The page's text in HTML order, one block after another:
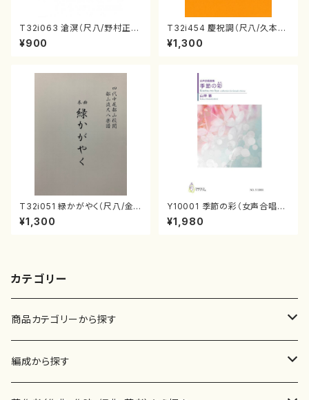
T32i063 滄溟（尺八/野村正
峰/尺八/都山式譜）都山流公刊
楽譜曲番:512
¥900
T32i454 慶祝調（尺八/久本玄
智/楽譜）都山流公刊楽譜曲番:2
161
¥1,300
T32i051 緑かがやく（尺八/金
森高山/楽譜）都山流公刊楽譜曲
番：50
¥1,300
Y10001 季節の彩（女声合唱、
ピアノ/山岸徹/楽譜）
¥1,980
カテゴリー
商品カテゴリーから探す
楽譜
編成から探す